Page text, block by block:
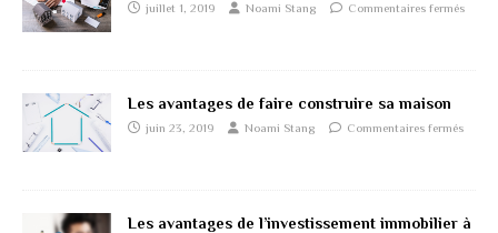
juillet 1, 2019 Noami Stang Commentaires fermés
Les avantages de faire construire sa maison
juin 23, 2019 Noami Stang Commentaires fermés
Les avantages de l’investissement immobilier à